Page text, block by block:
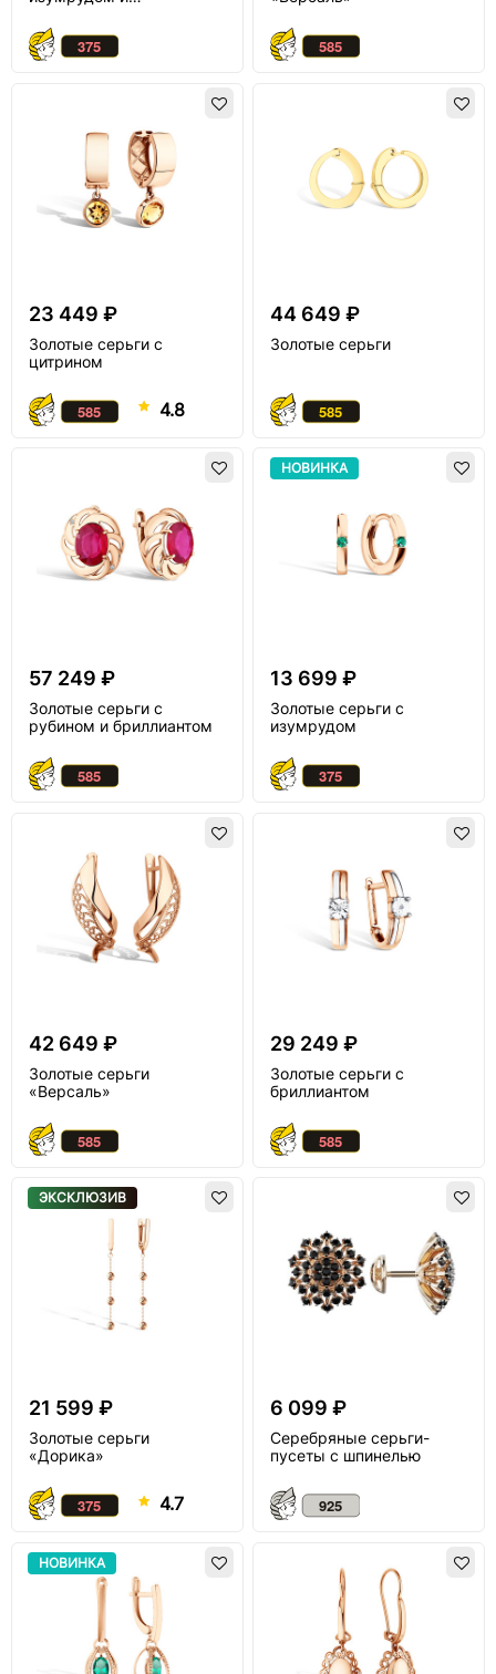
23 449 ₽
Золотые серьги с
цитрином
4.8
44 649 ₽
Золотые серьги
57 249 ₽
Золотые серьги с
рубином и бриллиантом
НОВИНКА
13 699 ₽
Золотые серьги с
изумрудом
42 649 ₽
Золотые серьги
«Версаль»
29 249 ₽
Золотые серьги с
бриллиантом
ЭКСКЛЮЗИВ
21 599 ₽
Золотые серьги
«Дорика»
4.7
6 099 ₽
Серебряные серьги-
пусеты с шпинелью
НОВИНКА